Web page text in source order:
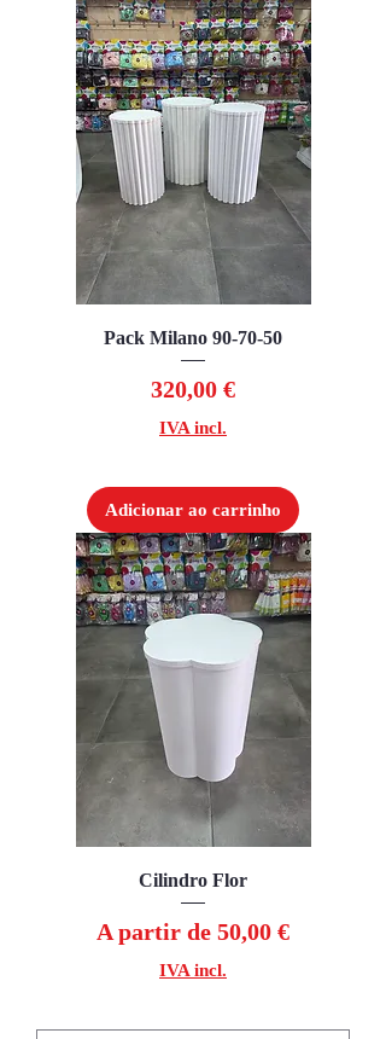
Pack Milano 90-70-50
Preço
320,00 €
IVA incl.
Adicionar ao carrinho
Cilindro Flor
A partir de 50,00 €
Preço promocional
IVA incl.